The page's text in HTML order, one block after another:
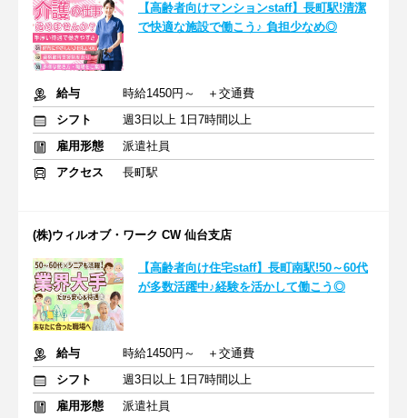
【高齢者向けマンションstaff】長町駅!清潔
で快適な施設で働こう♪ 負担少なめ◎
給与
時給1450円～ ＋交通費
シフト
週3日以上 1日7時間以上
雇用形態
派遣社員
アクセス
長町駅
(株)ウィルオブ・ワーク CW 仙台支店
【高齢者向け住宅staff】長町南駅!50～60代
が多数活躍中♪経験を活かして働こう◎
給与
時給1450円～ ＋交通費
シフト
週3日以上 1日7時間以上
雇用形態
派遣社員